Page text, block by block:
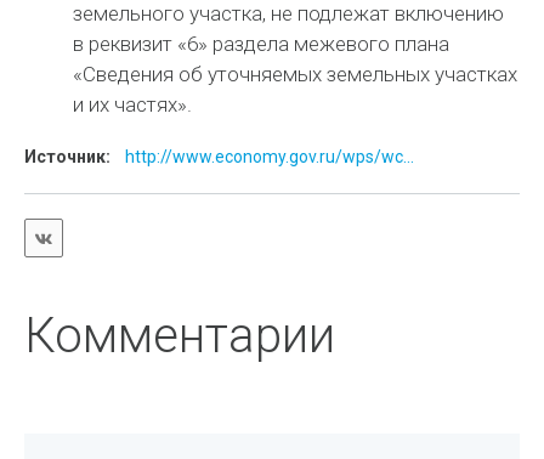
земельного участка, не подлежат включению
в реквизит «6» раздела межевого плана
«Сведения об уточняемых земельных участках
и их частях».
Источник: http://www.economy.gov.ru/wps/wc...
Комментарии